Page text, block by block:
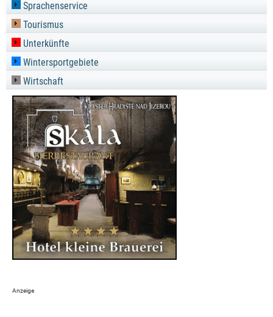
Sprachenservice
Tourismus
Unterkünfte
Wintersportgebiete
Wirtschaft